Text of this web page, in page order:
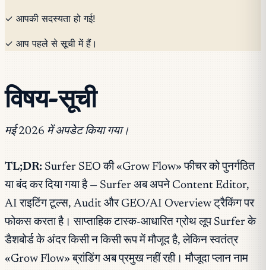
✓ आपकी सदस्यता हो गई!
✓ आप पहले से सूची में हैं।
विषय-सूची
मई 2026 में अपडेट किया गया।
TL;DR: Surfer SEO की «Grow Flow» फीचर को पुनर्गठित
या बंद कर दिया गया है — Surfer अब अपने Content Editor,
AI राइटिंग टूल्स, Audit और GEO/AI Overview ट्रैकिंग पर
फोकस करता है। साप्ताहिक टास्क-आधारित ग्रोथ लूप Surfer के
डैशबोर्ड के अंदर किसी न किसी रूप में मौजूद है, लेकिन स्वतंत्र
«Grow Flow» ब्रांडिंग अब प्रमुख नहीं रही। मौजूदा प्लान नाम